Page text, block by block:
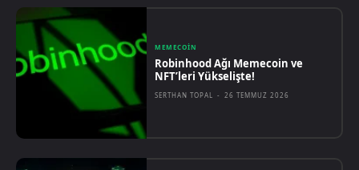
MEMECOIN
Robinhood Ağı Memecoin ve
NFT’leri Yükselişte!
SERTHAN TOPAL - 26 TEMMUZ 2026